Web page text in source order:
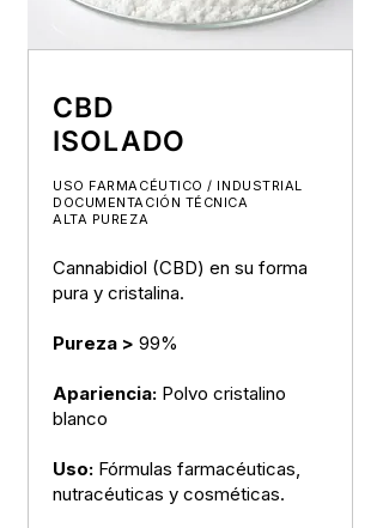
CBD
ISOLADO
USO FARMACÉUTICO / INDUSTRIAL
DOCUMENTACIÓN TÉCNICA
ALTA PUREZA
Cannabidiol (CBD) en su forma
pura y cristalina.
Pureza > 99%
Apariencia: Polvo cristalino
blanco
Uso: Fórmulas farmacéuticas,
nutracéuticas y cosméticas.